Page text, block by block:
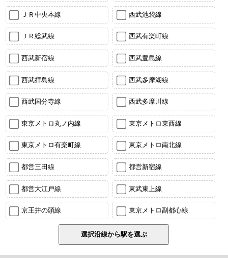
ＪＲ中央本線 西武池袋線
ＪＲ総武線 西武有楽町線
西武新宿線 西武豊島線
西武拝島線 西武多摩湖線
西武国分寺線 西武多摩川線
東京メトロ丸ノ内線 東京メトロ東西線
東京メトロ有楽町線 東京メトロ南北線
都営三田線 都営新宿線
都営大江戸線 東武東上線
京王井の頭線 東京メトロ副都心線